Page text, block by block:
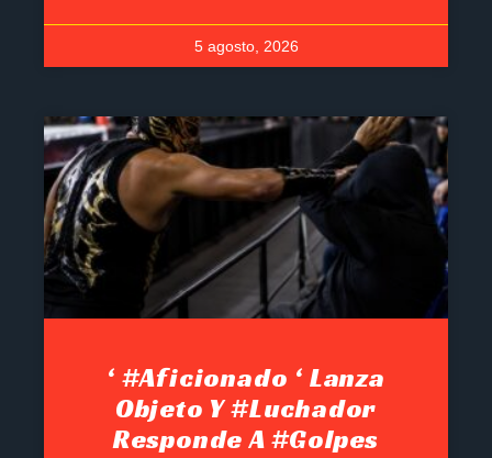
5 agosto, 2026
‘ #Aficionado ‘ Lanza
Objeto Y #luchador
Responde A #golpes